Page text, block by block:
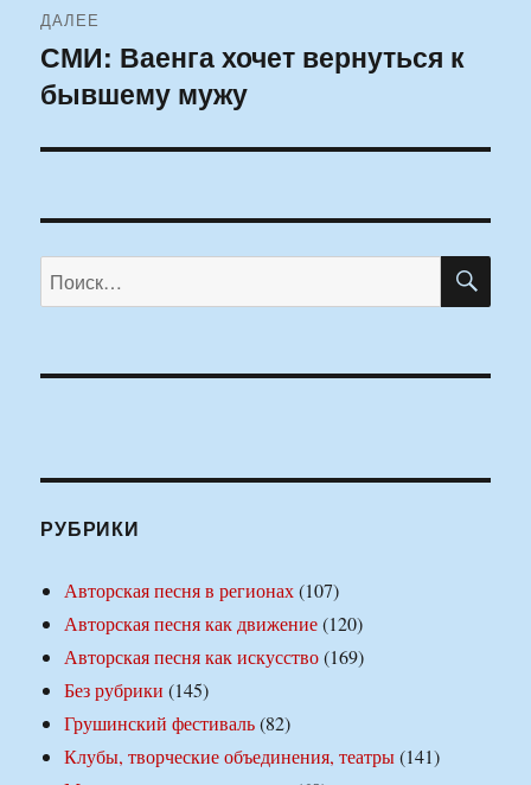
ДАЛЕЕ
Следующая
запись:
СМИ: Ваенга хочет вернуться к
бывшему мужу
Искать:
РУБРИКИ
Авторская песня в регионах(107)
Авторская песня как движение(120)
Авторская песня как искусство(169)
Без рубрики (145)
Грушинский фестиваль(82)
Клубы, творческие объединения, театры(141)